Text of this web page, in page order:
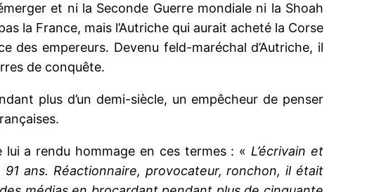
et ni la Seconde Guerre mondiale ni la Shoah
la France, mais l’Autriche qui aurait acheté la Corse
des empereurs. Devenu feld-maréchal d’Autriche, il
de conquête.
plus d’un demi-siècle, un empêcheur de penser
a rendu hommage en ces termes : « L’écrivain et
ans. Réactionnaire, provocateur, ronchon, il était